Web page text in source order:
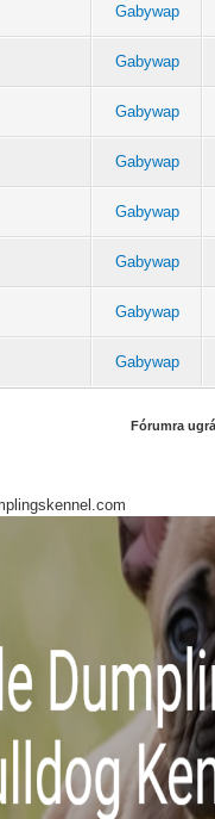
Gabywap
Gabywap
Gabywap
Gabywap
Gabywap
Gabywap
Gabywap
Gabywap
Fórumra